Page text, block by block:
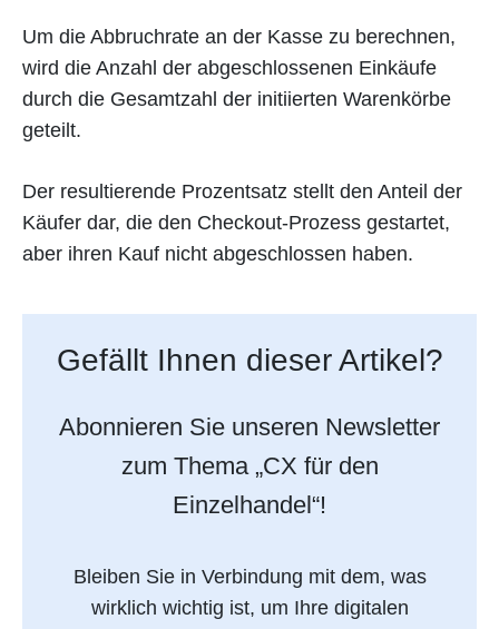
Um die Abbruchrate an der Kasse zu berechnen,
wird die Anzahl der abgeschlossenen Einkäufe
durch die Gesamtzahl der initiierten Warenkörbe
geteilt.
Der resultierende Prozentsatz stellt den Anteil der
Käufer dar, die den Checkout-Prozess gestartet,
aber ihren Kauf nicht abgeschlossen haben.
Gefällt Ihnen dieser Artikel?
Abonnieren Sie unseren Newsletter
zum Thema „CX für den
Einzelhandel“!
Bleiben Sie in Verbindung mit dem, was
wirklich wichtig ist, um Ihre digitalen